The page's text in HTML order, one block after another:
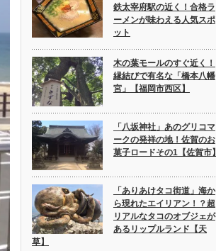
鉄太宰府駅の近く！合格ラ
ーメンが味わえる人気スポ
ット
木の葉モールのすぐ近く！
縁結びで有名な「橋本八幡
宮」【福岡市西区】
「八坂神社」あのグリコマ
ークの発祥の地！佐賀のお
菓子ロードその1【佐賀市】
「ありあけタコ街道」海か
ら現れたエイリアン！？超
リアルなタコのオブジェが
あるリップルランド【天
草】